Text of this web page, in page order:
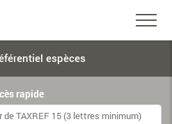
espèces
rapide